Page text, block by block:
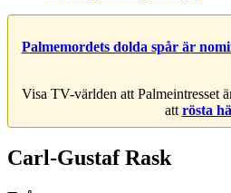
Palmemordets dolda spår är
Visa TV-världen att Palmeintresset
att rösta
Carl-Gustaf Rask